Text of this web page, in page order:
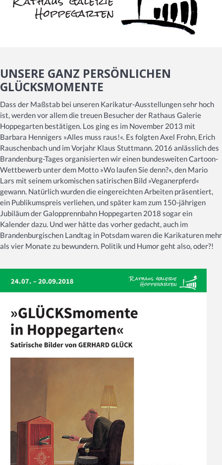
UNSERE GANZ PERSÖNLICHEN
GLÜCKSMOMENTE
Dass der Maßstab bei unseren Karikatur-Ausstellungen sehr hoch
ist, werden vor allem die treuen Besucher der Rathaus Galerie
Hoppegarten bestätigen. Los ging es im November 2013 mit
Barbara Hennigers »Alles muss raus!«. Es folgten Axel Frohn, Erich
Rauschenbach und im Vorjahr Klaus Stuttmann. 2016 anlässlich des
Brandenburg-Tages organisierten wir einen bundesweiten Cartoon-
Wettbewerb unter dem Motto »Wo laufen Sie denn?«, den Mario
Lars mit seinem urkomischen satirischen Bild »Veganerpferd«
gewann. Natürlich wurden die eingereichten Arbeiten präsentiert,
ein Publikumspreis verliehen, und später kam zum 150-jährigen
Jubiläum der Galopprennbahn Hoppegarten 2018 sogar ein
Kalender dazu. Und wer hätte das vorher gedacht, auch im
Brandenburgischen Landtag in Potsdam waren die Karikaturen mehr
als vier Monate zu bewundern. Politik und Humor geht also, oder?!